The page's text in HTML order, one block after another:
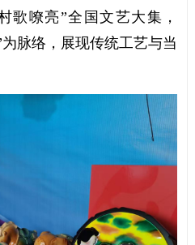
歌嘹亮”全国文艺大集，
脉络，展现传统工艺与当